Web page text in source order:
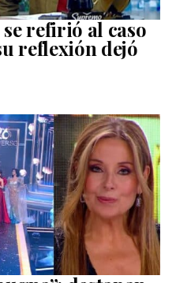
se refirió al caso
reflexión dejó